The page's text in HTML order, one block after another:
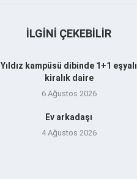
İLGINI ÇEKEBILIR
Yıldız kampüsü dibinde 1+1 eşyalı
kiralık daire
6 Ağustos 2026
Ev arkadaşı
4 Ağustos 2026